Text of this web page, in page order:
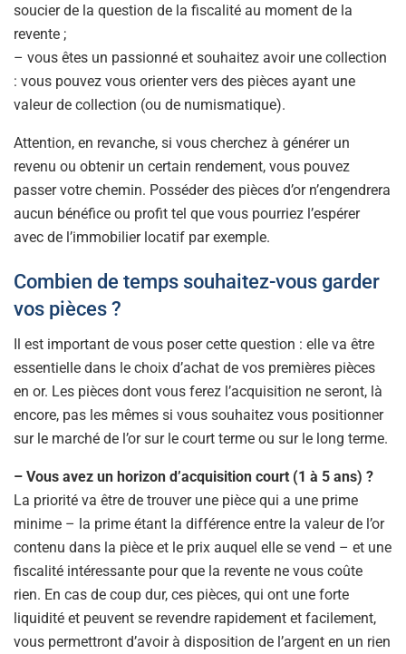
soucier de la question de la fiscalité au moment de la
revente ;
– vous êtes un passionné et souhaitez avoir une collection
: vous pouvez vous orienter vers des pièces ayant une
valeur de collection (ou de numismatique).
Attention, en revanche, si vous cherchez à générer un
revenu ou obtenir un certain rendement, vous pouvez
passer votre chemin. Posséder des pièces d’or n’engendrera
aucun bénéfice ou profit tel que vous pourriez l’espérer
avec de l’immobilier locatif par exemple.
Combien de temps souhaitez-vous garder
vos pièces ?
Il est important de vous poser cette question : elle va être
essentielle dans le choix d’achat de vos premières pièces
en or. Les pièces dont vous ferez l’acquisition ne seront, là
encore, pas les mêmes si vous souhaitez vous positionner
sur le marché de l’or sur le court terme ou sur le long terme.
– Vous avez un horizon d’acquisition court (1 à 5 ans) ?
La priorité va être de trouver une pièce qui a une prime
minime – la prime étant la différence entre la valeur de l’or
contenu dans la pièce et le prix auquel elle se vend – et une
fiscalité intéressante pour que la revente ne vous coûte
rien. En cas de coup dur, ces pièces, qui ont une forte
liquidité et peuvent se revendre rapidement et facilement,
vous permettront d’avoir à disposition de l’argent en un rien